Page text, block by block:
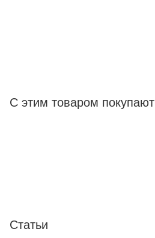
С этим товаром покупают
Статьи